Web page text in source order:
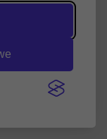
Ci
ogród.